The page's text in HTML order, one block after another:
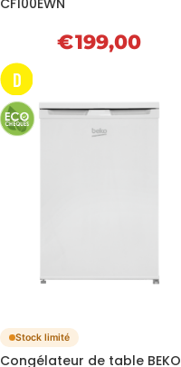
CF100EWN
€199,00
D
Stock limité
Congélateur de table BEKO